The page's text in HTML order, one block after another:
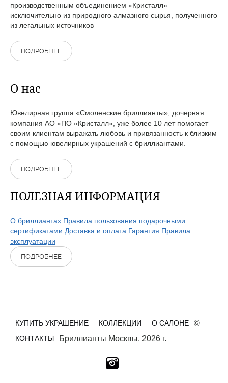
производственным объединением «Кристалл»
исключительно из природного алмазного сырья, полученного
из легальных источников
ПОДРОБНЕЕ
О нас
Ювелирная группа «Смоленские бриллианты», дочерняя
компания АО «ПО «Кристалл», уже более 10 лет помогает
своим клиентам выражать любовь и привязанность к близким
с помощью ювелирных украшений с бриллиантами.
ПОДРОБНЕЕ
ПОЛЕЗНАЯ ИНФОРМАЦИЯ
О бриллиантах Правила пользования подарочными
сертификатами Доставка и оплата Гарантия Правила
эксплуатации
ПОДРОБНЕЕ
КУПИТЬ УКРАШЕНИЕ КОЛЛЕКЦИИ
О САЛОНЕ
КОНТАКТЫ
©
Бриллианты Москвы. 2026 г.